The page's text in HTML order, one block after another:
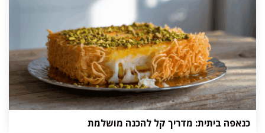
כנאפה ביתית: מדריך קל להכנה מושלמת